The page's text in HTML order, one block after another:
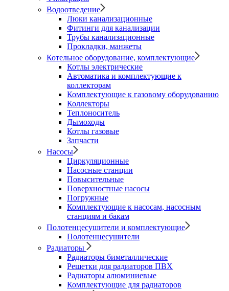
Водоотведение
Люки канализационные
Фитинги для канализации
Трубы канализационные
Прокладки, манжеты
Котельное оборудование, комплектующие
Котлы электрические
Автоматика и комплектующие к
коллекторам
Комплектующие к газовому оборудованию
Коллекторы
Теплоноситель
Дымоходы
Котлы газовые
Запчасти
Насосы
Циркуляционные
Насосные станции
Повысительные
Поверхностные насосы
Погружные
Комплектующие к насосам, насосным
станциям и бакам
Полотенцесушители и комплектующие
Полотенцесушители
Радиаторы
Радиаторы биметаллические
Решетки для радиаторов ПВХ
Радиаторы алюминиевые
Комплектующие для радиаторов